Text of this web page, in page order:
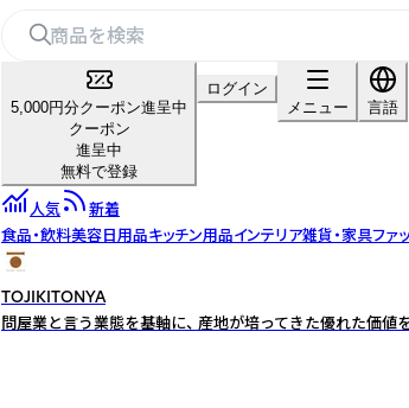
5,000円分クーポン進呈中
クーポン
進呈中
無料で登録
ログイン
メニュー
言語
人気
新着
食品・飲料美容日用品キッチン用品インテリア雑貨・家具ファ
TOJIKITONYA
問屋業と言う業態を基軸に、 産地が培ってきた優れた価値